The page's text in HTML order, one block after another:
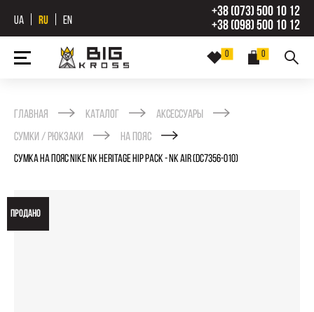
UA RU EN
+38 (073) 500 10 12
+38 (098) 500 10 12
0
0
Главная Каталог
Аксессуары
Сумки / рюкзаки
На пояс
СУМКА НА ПОЯС NIKE NK HERITAGE HIP PACK - NK AIR (DC7356-010)
ПРОДАНО